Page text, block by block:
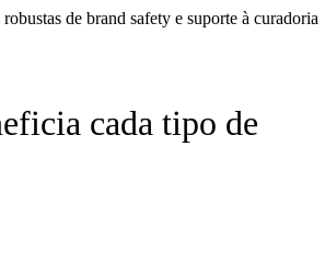
de brand safety e suporte à curadoria
cada tipo de